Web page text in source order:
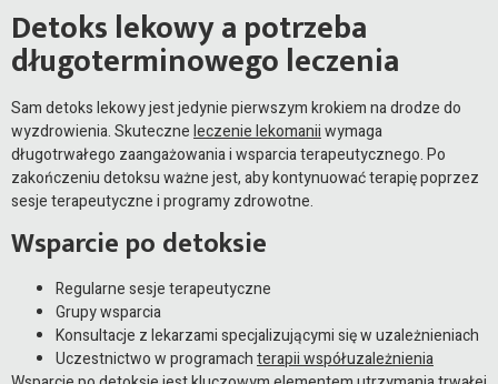
Detoks lekowy a potrzeba
długoterminowego leczenia
Sam detoks lekowy jest jedynie pierwszym krokiem na drodze do
wyzdrowienia. Skuteczneleczenie lekomaniiwymaga
długotrwałego zaangażowania i wsparcia terapeutycznego. Po
zakończeniu detoksu ważne jest, aby kontynuować terapię poprzez
sesje terapeutyczne i programy zdrowotne.
Wsparcie po detoksie
Regularne sesje terapeutyczne
Grupy wsparcia
Konsultacje z lekarzami specjalizującymi się w uzależnieniach
Uczestnictwo w programachterapii współuzależnienia